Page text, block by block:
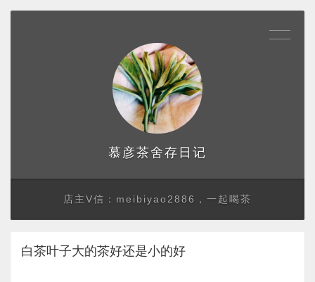
慕彦茶舍存日记
店主V信：meibiyao2886，一起喝茶
白茶叶子大的茶好还是小的好